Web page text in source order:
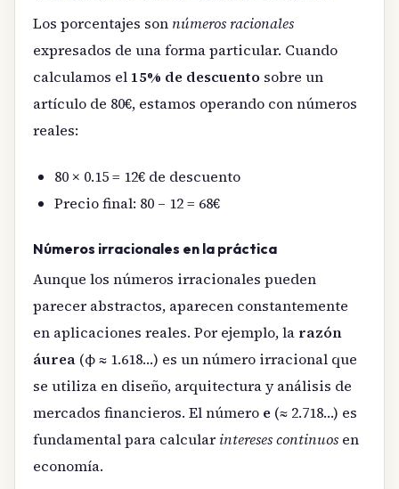
Los porcentajes son números racionales
expresados de una forma particular. Cuando
calculamos el 15% de descuento sobre un
artículo de 80€, estamos operando con números
reales:
80 × 0.15 = 12€ de descuento
Precio final: 80 – 12 = 68€
Números irracionales en la práctica
Aunque los números irracionales pueden
parecer abstractos, aparecen constantemente
en aplicaciones reales. Por ejemplo, la razón
áurea (φ ≈ 1.618…) es un número irracional que
se utiliza en diseño, arquitectura y análisis de
mercados financieros. El número e (≈ 2.718…) es
fundamental para calcular intereses continuos en
economía.